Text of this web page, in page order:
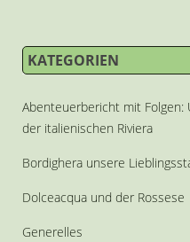
KATEGORIEN
Abenteuerbericht mit Folgen:
der italienischen Riviera
Bordighera unsere
Dolceacqua und der Rossese
Generelles